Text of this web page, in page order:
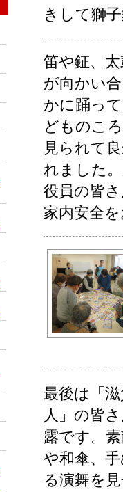
きして獅
笛や鉦、
が向かい
かに踊っ
どものこ
見られて
れました
役員の皆
家内安全
最後は「
人」の皆
露です。
や和傘、
る演舞を